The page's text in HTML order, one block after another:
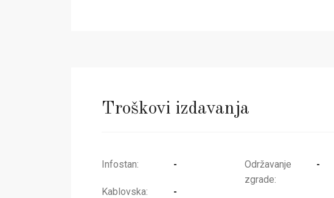
Troškovi izdavanja
Infostan: -
Kablovska: -
Održavanje
zgrade:
-